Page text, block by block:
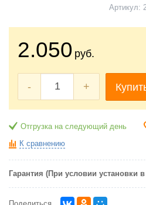
Артикул:
2.050 руб.
- +
Отгрузка на следующий день
К сравнению
Гарантия (При условии установки